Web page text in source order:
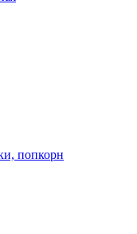
попкорн